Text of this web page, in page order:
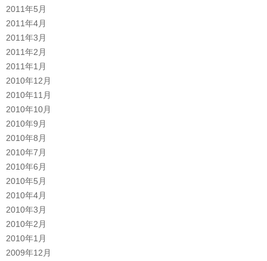
2011年5月
2011年4月
2011年3月
2011年2月
2011年1月
2010年12月
2010年11月
2010年10月
2010年9月
2010年8月
2010年7月
2010年6月
2010年5月
2010年4月
2010年3月
2010年2月
2010年1月
2009年12月